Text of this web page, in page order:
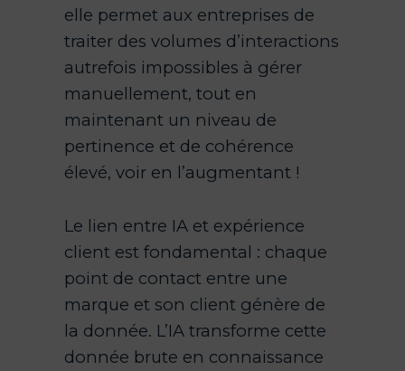
elle permet aux entreprises de
traiter des volumes d’interactions
autrefois impossibles à gérer
manuellement, tout en
maintenant un niveau de
pertinence et de cohérence
élevé, voir en l’augmentant !
Le lien entre IA et expérience
client est fondamental : chaque
point de contact entre une
marque et son client génère de
la donnée. L’IA transforme cette
donnée brute en connaissance